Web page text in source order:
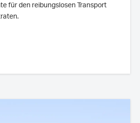
für den reibungslosen Transport